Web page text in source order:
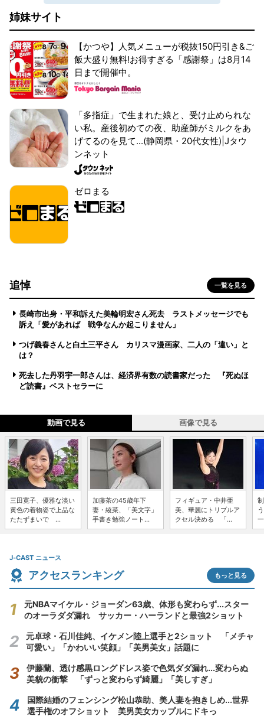
姉妹サイト
【かつや】人気メニューが税抜150円引き&ご
飯大盛り無料!お得すぎる「感謝祭」は8月14
日まで開催中。
「多指症」で生まれた娘と、受け止められな
い私。産後初めての夜、助産師がミルクをあ
げてるのを見て...(静岡県・20代女性)|Jタウ
ンネット
ゼロまる
追悼 一覧を見る
長崎市出身・平和訴えた美輪明宏さん死去 ラストメッセージでも
訴え「愛があれば 戦争なんか起こりません」
つげ義春さんと白土三平さん カリスマ漫画家、二人の「違い」と
は？
死去した丹羽宇一郎さんは、経済界有数の読書家だった 『死ぬほ
ど読書』ベストセラーに
動画で見る 画像で見る
三田寛子、優雅な淡い
黄色の着物姿で上品な
たたずまいで ...
加藤茶の45歳年下
妻・綾菜、「美文字」
手書き勉強ノート...
フィギュア・中井亜
美、華麗にトリプルア
クセル決める 「...
J-CAST ニュース
アクセスランキング もっと見る
元NBAマイケル・ジョーダン63歳、体形も変わらず...スター
のオーラダダ漏れ サッカー・ハーランドと最強2ショット
元卓球・石川佳純、イケメン陸上選手と2ショット 「メチャ
可愛い」「かわいい笑顔」「美男美女」話題に
伊藤蘭、透け感黒ロングドレス姿で色気ダダ漏れ...変わらぬ
美貌の衝撃 「ずっと変わらず綺麗」「美しすぎ」
国際結婚のフェンシング松山恭助、美人妻を抱きしめ...世界
選手権のオフショット 美男美女カップルにドキっ